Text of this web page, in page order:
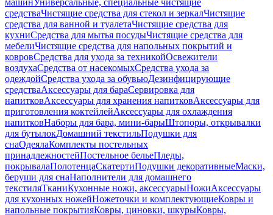
машинУниверсальные, специальные чистящие
средстваЧистящие средства для стекол и зеркалЧистящие
средства для ванной и туалетаЧистящие средства для
кухниСредства для мытья посудыЧистящие средства для
мебелиЧистящие средства для напольных покрытий и
ковровСредства для ухода за техникойОсвежители
воздухаСредства от насекомыхСредства ухода за
одеждойСредства ухода за обувьюДезинфицирующие
средстваАксессуары для бараСервировка для
напитковАксессуары для хранения напитковАксессуары для
приготовления коктейлейАксессуары для охлаждения
напитковНаборы для бара, мини-барыШтопоры, открывалки
для бутылокДомашний текстильПодушки для
снаОдеялаКомплекты постельных
принадлежностейПостельное бельеПледы,
покрывалаПолотенцаСкатертиПодушки декоративныеМаски,
беруши для снаНаполнители для домашнего
текстиляТканиКухонные ножи, аксессуарыНожиАксессуары
для кухонных ножейНожеточки и комплектующиеКовры и
напольные покрытияКовры, циновки, шкурыКовры,